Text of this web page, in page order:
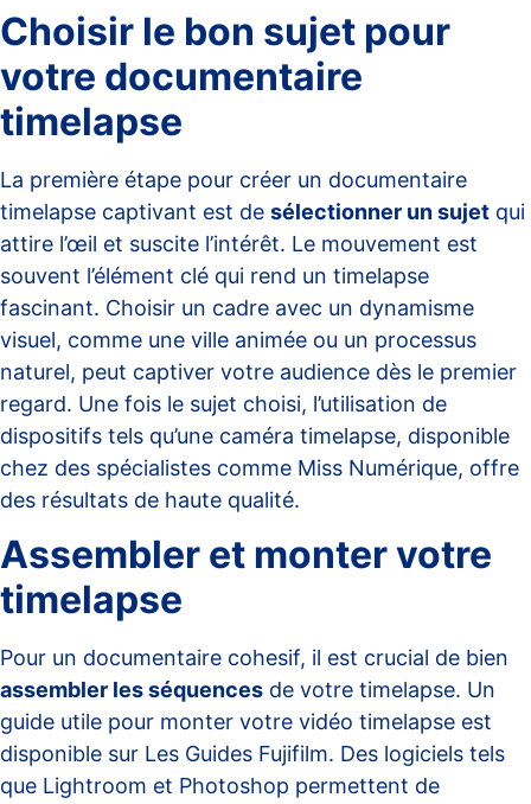
Choisir le bon sujet pour
votre documentaire
timelapse
La première étape pour créer un documentaire
timelapse captivant est de sélectionner un sujet qui
attire l’œil et suscite l’intérêt. Le mouvement est
souvent l’élément clé qui rend un timelapse
fascinant. Choisir un cadre avec un dynamisme
visuel, comme une ville animée ou un processus
naturel, peut captiver votre audience dès le premier
regard. Une fois le sujet choisi, l’utilisation de
dispositifs tels qu’une caméra timelapse, disponible
chez des spécialistes comme Miss Numérique, offre
des résultats de haute qualité.
Assembler et monter votre
timelapse
Pour un documentaire cohesif, il est crucial de bien
assembler les séquences de votre timelapse. Un
guide utile pour monter votre vidéo timelapse est
disponible sur Les Guides Fujifilm. Des logiciels tels
que Lightroom et Photoshop permettent de